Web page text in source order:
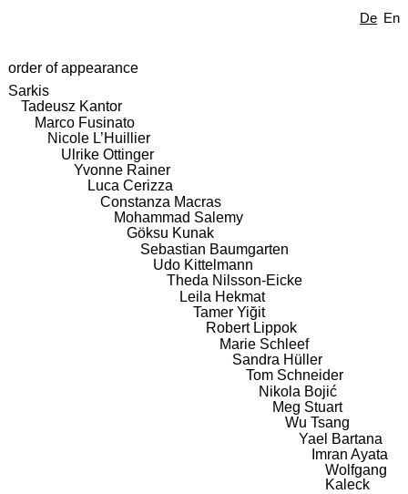
De En
order of appearance
Sarkis
Tadeusz Kantor
Marco Fusinato
Nicole L’Huillier
Ulrike Ottinger
Yvonne Rainer
Luca Cerizza
Constanza Macras
Mohammad Salemy
Göksu Kunak
Sebastian Baumgarten
Udo Kittelmann
Theda Nilsson-Eicke
Leila Hekmat
Tamer Yiğit
Robert Lippok
Marie Schleef
Sandra Hüller
Tom Schneider
Nikola Bojić
Meg Stuart
Wu Tsang
Yael Bartana
Imran Ayata
Wolfgang
Kaleck